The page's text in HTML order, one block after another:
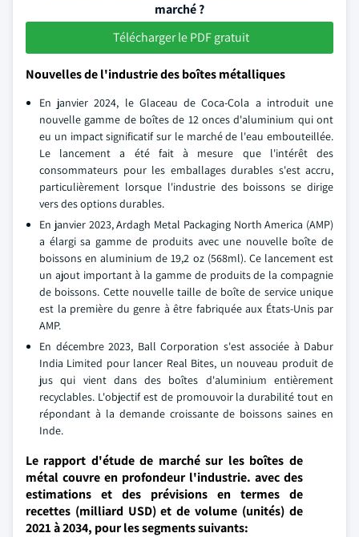
marché ?
Télécharger le PDF gratuit
Nouvelles de l'industrie des boîtes métalliques
En janvier 2024, le Glaceau de Coca-Cola a introduit une
nouvelle gamme de boîtes de 12 onces d'aluminium qui ont
eu un impact significatif sur le marché de l'eau embouteillée.
Le lancement a été fait à mesure que l'intérêt des
consommateurs pour les emballages durables s'est accru,
particulièrement lorsque l'industrie des boissons se dirige
vers des options durables.
En janvier 2023, Ardagh Metal Packaging North America (AMP)
a élargi sa gamme de produits avec une nouvelle boîte de
boissons en aluminium de 19,2 oz (568ml). Ce lancement est
un ajout important à la gamme de produits de la compagnie
de boissons. Cette nouvelle taille de boîte de service unique
est la première du genre à être fabriquée aux États-Unis par
AMP.
En décembre 2023, Ball Corporation s'est associée à Dabur
India Limited pour lancer Real Bites, un nouveau produit de
jus qui vient dans des boîtes d'aluminium entièrement
recyclables. L'objectif est de promouvoir la durabilité tout en
répondant à la demande croissante de boissons saines en
Inde.
Le rapport d'étude de marché sur les boîtes de
métal couvre en profondeur l'industrie. avec des
estimations et des prévisions en termes de
recettes (milliard USD) et de volume (unités) de
2021 à 2034, pour les segments suivants: